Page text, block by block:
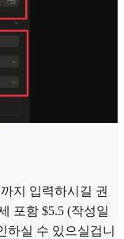
지 입력하시길 권
포함 $5.5 (작성일
하실 수 있으실겁니